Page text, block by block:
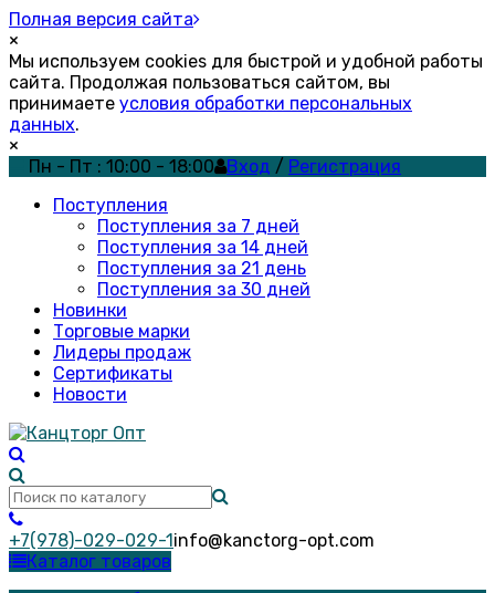
Полная версия сайта
×
Мы используем cookies для быстрой и удобной работы
сайта. Продолжая пользоваться сайтом, вы
принимаете условия обработки персональных
данных.
×
Пн - Пт : 10:00 - 18:00
Вход / Регистрация
Поступления
Поступления за 7 дней
Поступления за 14 дней
Поступления за 21 день
Поступления за 30 дней
Новинки
Торговые марки
Лидеры продаж
Сертификаты
Новости
+7(978)-029-029-1info@kanctorg-opt.com
Каталог товаров